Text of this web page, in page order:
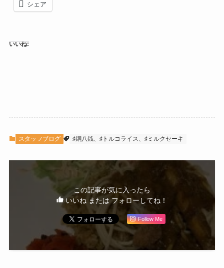
シェア
いいね:
スタッフブログ ♯銅八銭、♯トルコライス、♯ミルクセーキ
この記事が気に入ったら
いいね または フォローしてね！
Follow Me